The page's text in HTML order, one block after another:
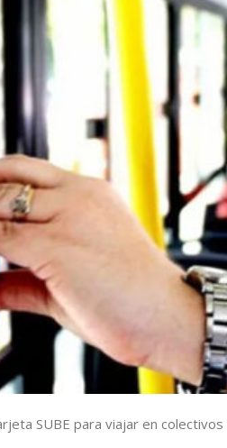
SUBE para viajar en